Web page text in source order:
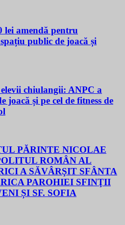
lei amendă pentru
public de joacă și
chiulangii: ANPC a
joacă și pe cel de fitness de
PĂRINTE NICOLAE
ROMÂN AL
A SĂVÂRŞIT SFÂNTA
PAROHIEI SFINŢII
ȘI SF. SOFIA